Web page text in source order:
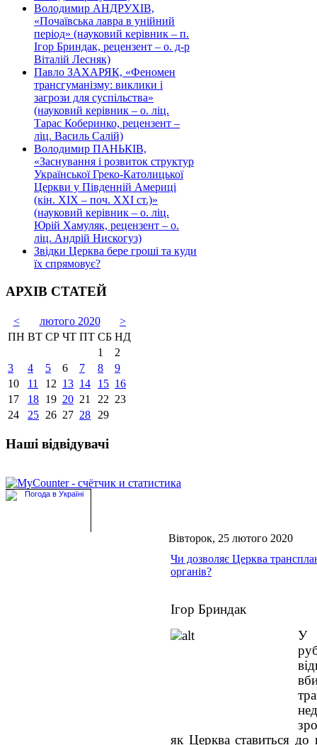
Володимир АНДРУХІВ,
«Почаївська лавра в унійний
період» (науковий керівник – п.
Ігор Бриндак, рецензент – о. д-р
Віталій Лесняк)
Павло ЗАХАРЯК, «Феномен
трансгуманізму: виклики і
загрози для суспільства»
(науковий керівник – о. ліц.
Тарас Коберинко, рецензент –
ліц. Василь Салій)
Володимир ПАНЬКІВ,
«Заснування і розвиток структур
Української Греко-Католицької
Церкви у Південній Америці
(кін. ХІХ – поч. ХХІ ст.)»
(науковий керівник – о. ліц.
Юрій Хамуляк, рецензент – о.
ліц. Андрій Нискогуз)
Звідки Церква бере гроші та куди
їх спрямовує?
АРХІВ СТАТЕЙ
< лютого 2020
>
ПН ВТ СР ЧТ ПТ СБ НД
1
2
3
4 5 6 7 8
9
10
11 12 13 14 15 16
17
18 19 20 21 22 23
24
25 26 27 28 29
Наші відвідувачі
Вівторок, 25 лютого 2020
Чи дозволяє Церква
органів?
Ігор Бриндак
У
як Церква ставиться до